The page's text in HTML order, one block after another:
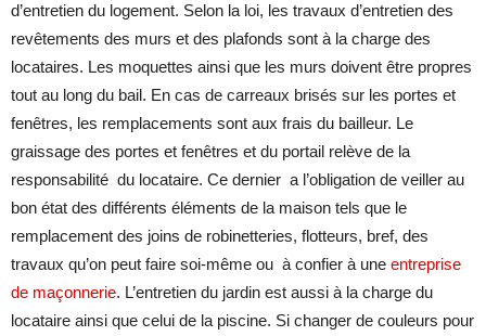
d’entretien du logement. Selon la loi, les travaux d’entretien des
revêtements des murs et des plafonds sont à la charge des
locataires. Les moquettes ainsi que les murs doivent être propres
tout au long du bail. En cas de carreaux brisés sur les portes et
fenêtres, les remplacements sont aux frais du bailleur. Le
graissage des portes et fenêtres et du portail relève de la
responsabilité du locataire. Ce dernier a l’obligation de veiller au
bon état des différents éléments de la maison tels que le
remplacement des joins de robinetteries, flotteurs, bref, des
travaux qu’on peut faire soi-même ou à confier à une entreprise
de maçonnerie. L’entretien du jardin est aussi à la charge du
locataire ainsi que celui de la piscine. Si changer de couleurs pour